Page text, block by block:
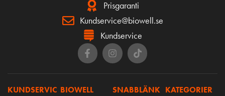
Prisgaranti
Kundservice@biowell.se
Kundservice
KUNDSERVIC BIOWELL
SNABBLÄNK
KATEGORIER